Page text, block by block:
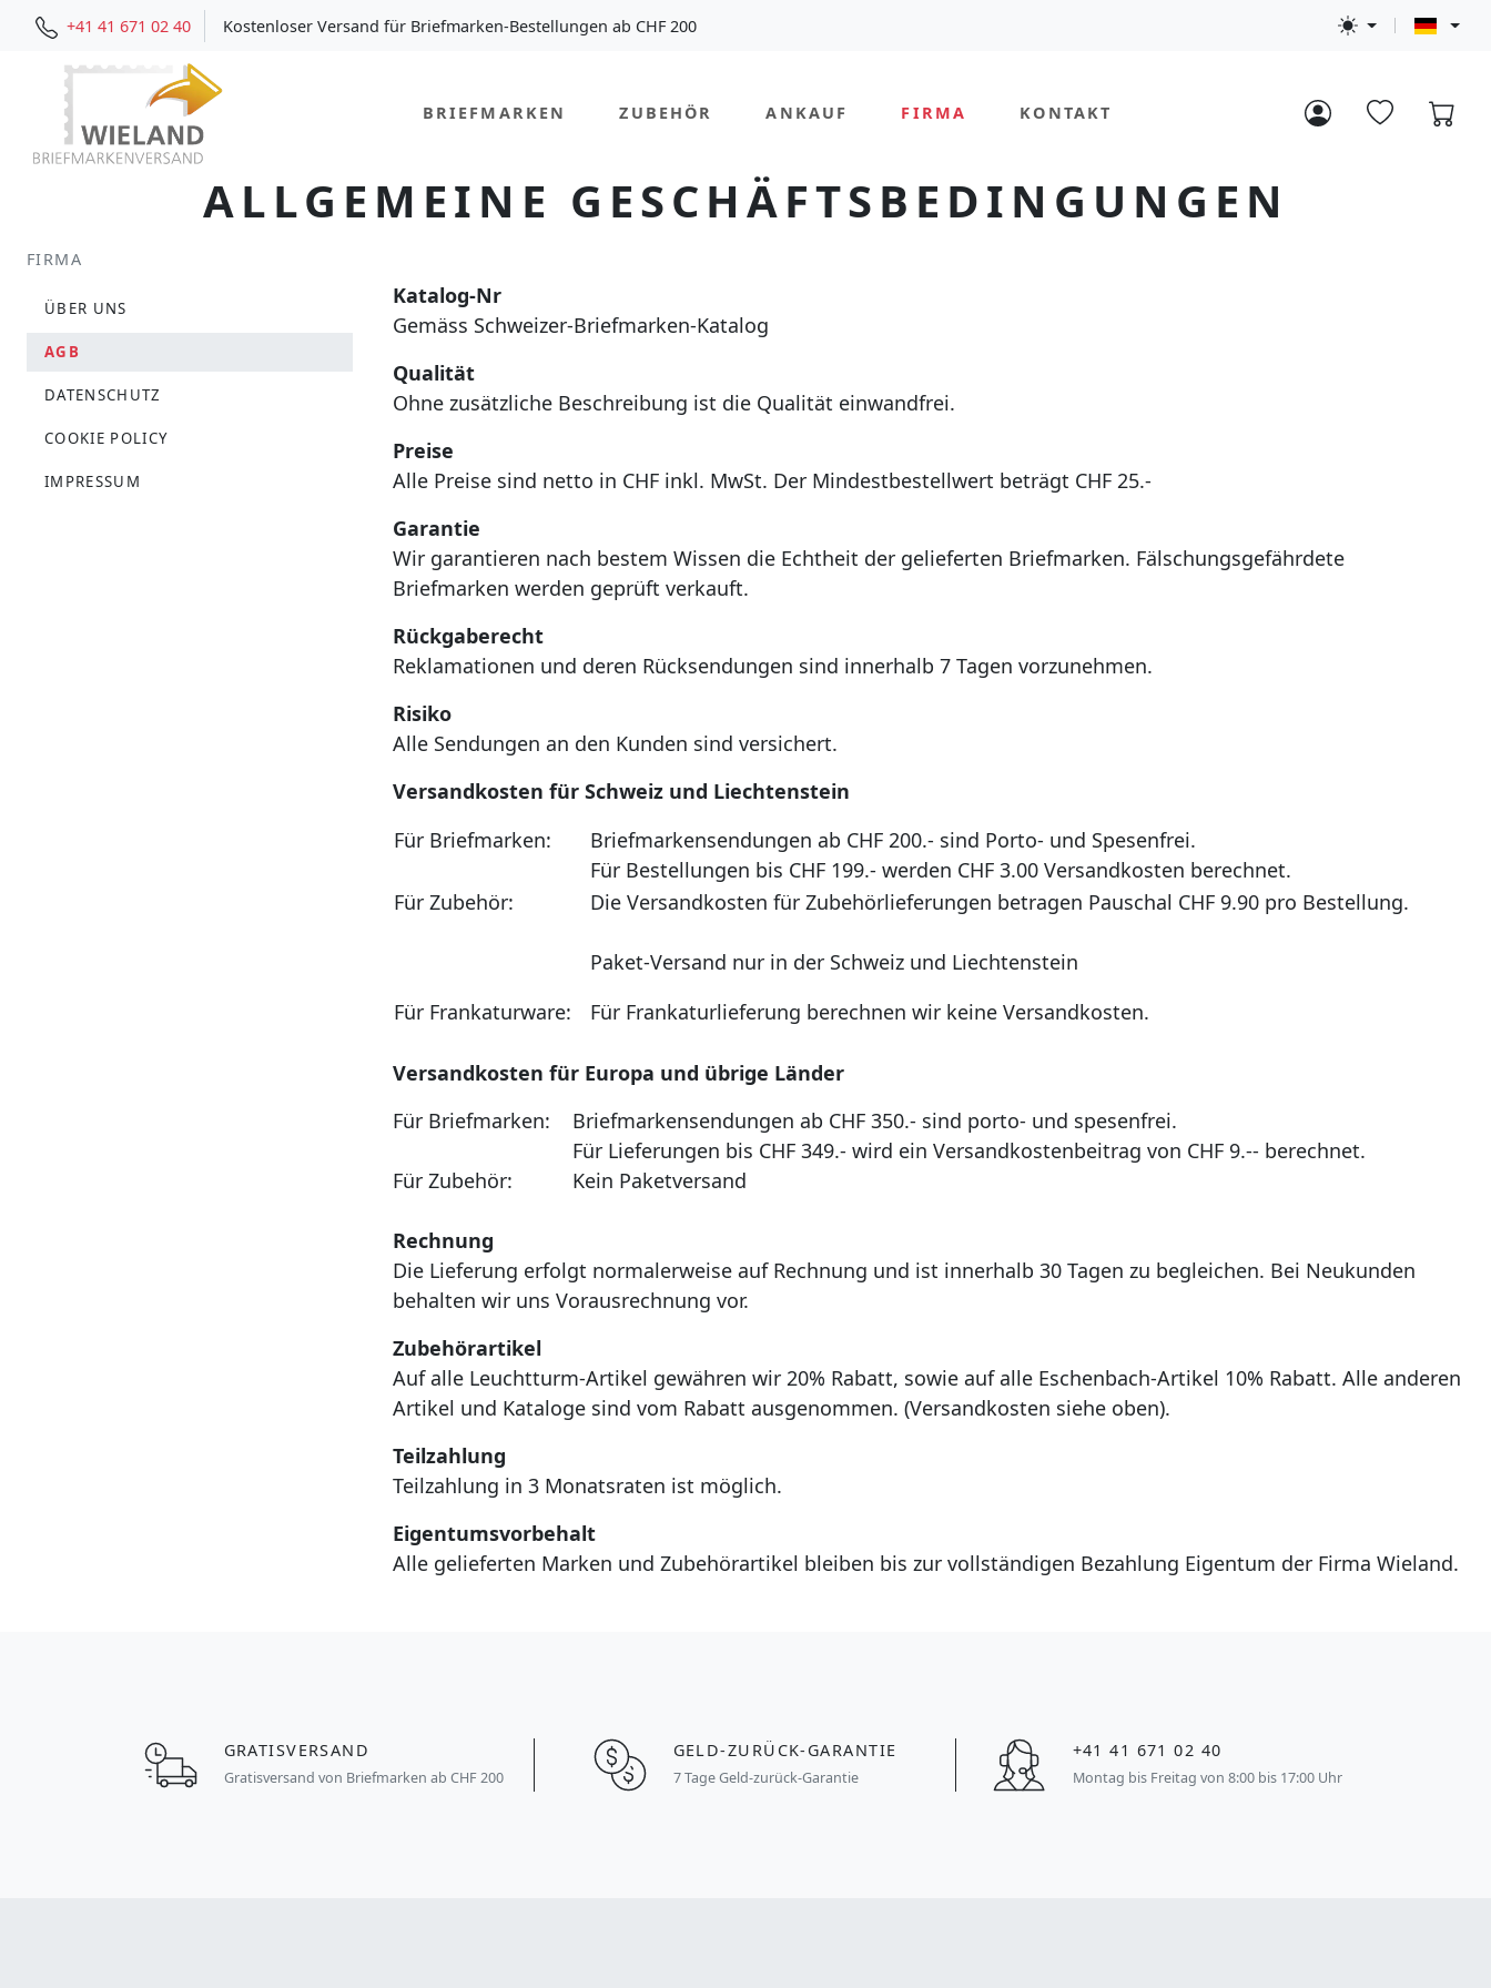
+41 41 671 02 40 Kostenloser Versand für Briefmarken-Bestellungen ab CHF 200
BRIEFMARKEN ZUBEHÖR ANKAUF FIRMA KONTAKT
ALLGEMEINE GESCHÄFTSBEDINGUNGEN
FIRMA
ÜBER UNS
AGB
DATENSCHUTZ
COOKIE POLICY
IMPRESSUM
Katalog-Nr
Gemäss Schweizer-Briefmarken-Katalog
Qualität
Ohne zusätzliche Beschreibung ist die Qualität einwandfrei.
Preise
Alle Preise sind netto in CHF inkl. MwSt. Der Mindestbestellwert beträgt CHF 25.-
Garantie
Wir garantieren nach bestem Wissen die Echtheit der gelieferten Briefmarken. Fälschungsgefährdete
Briefmarken werden geprüft verkauft.
Rückgaberecht
Reklamationen und deren Rücksendungen sind innerhalb 7 Tagen vorzunehmen.
Risiko
Alle Sendungen an den Kunden sind versichert.
Versandkosten für Schweiz und Liechtenstein
Für Briefmarken:
Briefmarkensendungen ab CHF 200.- sind Porto- und Spesenfrei.
Für Bestellungen bis CHF 199.- werden CHF 3.00 Versandkosten berechnet.
Für Zubehör:
Die Versandkosten für Zubehörlieferungen betragen Pauschal CHF 9.90 pro Bestellung.
Paket-Versand nur in der Schweiz und Liechtenstein
Für Frankaturware:
Für Frankaturlieferung berechnen wir keine Versandkosten.
Versandkosten für Europa und übrige Länder
Für Briefmarken: Briefmarkensendungen ab CHF 350.- sind porto- und spesenfrei.
Für Lieferungen bis CHF 349.- wird ein Versandkostenbeitrag von CHF 9.-- berechnet.
Für Zubehör:
Kein Paketversand
Rechnung
Die Lieferung erfolgt normalerweise auf Rechnung und ist innerhalb 30 Tagen zu begleichen. Bei Neukunden
behalten wir uns Vorausrechnung vor.
Zubehörartikel
Auf alle Leuchtturm-Artikel gewähren wir 20% Rabatt, sowie auf alle Eschenbach-Artikel 10% Rabatt. Alle anderen
Artikel und Kataloge sind vom Rabatt ausgenommen. (Versandkosten siehe oben).
Teilzahlung
Teilzahlung in 3 Monatsraten ist möglich.
Eigentumsvorbehalt
Alle gelieferten Marken und Zubehörartikel bleiben bis zur vollständigen Bezahlung Eigentum der Firma Wieland.
GRATISVERSAND
Gratisversand von Briefmarken ab CHF 200
GELD-ZURÜCK-GARANTIE
7 Tage Geld-zurück-Garantie
+41 41 671 02 40
Montag bis Freitag von 8:00 bis 17:00 Uhr